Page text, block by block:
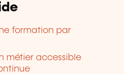
formation par
métier accessible